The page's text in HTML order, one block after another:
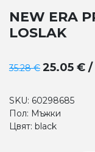
NEW ERA
LOSLAK
35.28 € 25.05 €
SKU: 60298685
Пол: Мъжки
Цвят: black